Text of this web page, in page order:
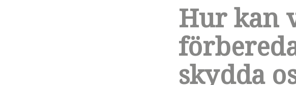
Hur kan
skydda